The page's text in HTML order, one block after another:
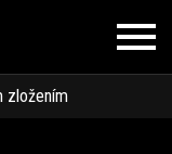
zložením